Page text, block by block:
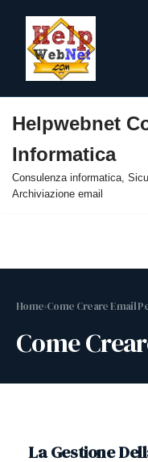
al
contenuto
Helpwebnet
Informatica
Consulenza informatica,
Archiviazione email
Home›Come Creare Email
Come
La Gestione